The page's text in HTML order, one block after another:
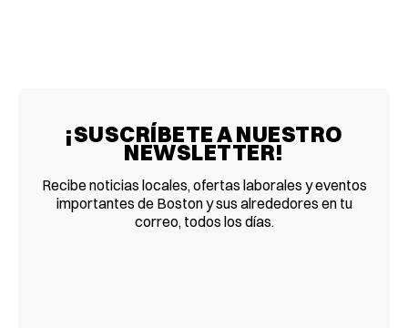
¡SUSCRÍBETE A NUESTRO
NEWSLETTER!
Recibe noticias locales, ofertas laborales y eventos
importantes de Boston y sus alrededores en tu
correo, todos los días.